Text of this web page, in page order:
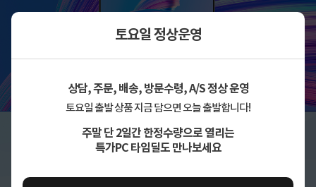
토요일 정상운영
상담, 주문, 배송, 방문수령, A/S 정상 운영
토요일 출발 상품 지금 담으면 오늘 출발합니다!
주말 단 2일간 한정수량으로 열리는
특가PC 타임딜도 만나보세요